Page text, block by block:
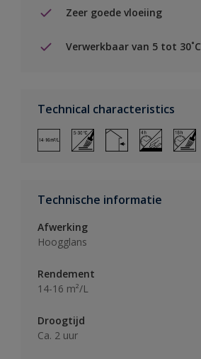
Zeer goede vloeiing
Verwerkbaar van 5 tot 30˚C
Technical characteristics
Technische informatie
Afwerking
Hoogglans
Rendement
14-16 m²/L
Droogtijd
Ca. 2 uur